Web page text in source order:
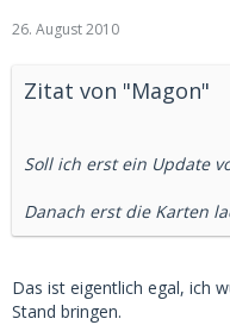
26. August 2010
Zitat von "Magon"
Soll ich erst ein Update
Danach erst die Karten
Das ist eigentlich egal, ich
Stand bringen.